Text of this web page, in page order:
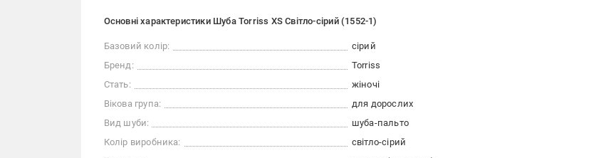
Основні характеристики Шуба Torriss XS Світло-сірий (1552-1)
Базовий колір:
сірий
Бренд:
Torriss
Стать:
жіночі
Вікова група:
для дорослих
Вид шуби:
шуба-пальто
Колір виробника:
світло-сірий